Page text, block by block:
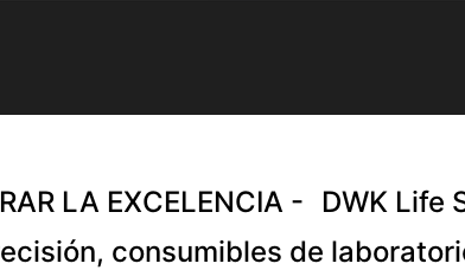
LA EXCELENCIA -
DWK Life
consumibles de